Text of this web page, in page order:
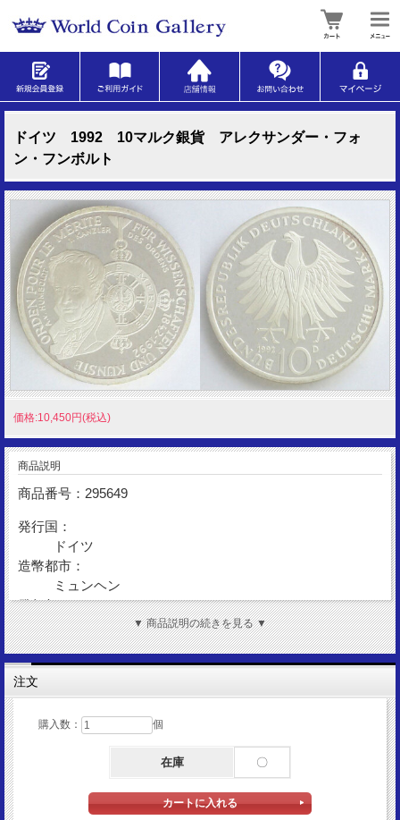
ドイツ 1992 10マルク銀貨 アレクサンダー・フォ
ン・フンボルト
価格:10,450円(税込)
商品説明
商品番号：295649
発行国：
ドイツ
造幣都市：
ミュンヘン
発行年：
1992
額 面：
10マルク
金 性：
造幣数：
アレクサンダー・フォン・フンボルト
▼ 商品説明の続きを見る ▼
注文
購入数： 個
在庫 〇